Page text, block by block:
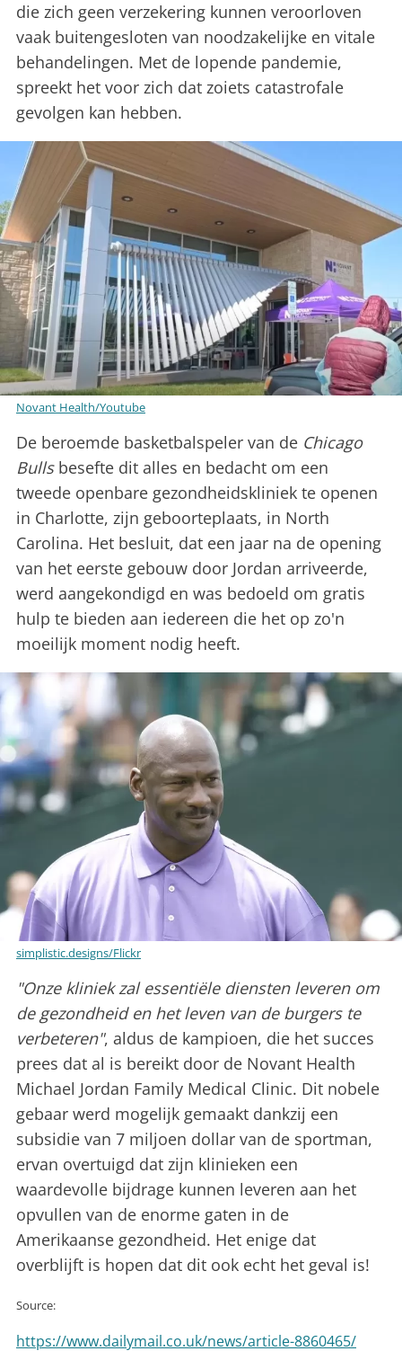
die zich geen verzekering kunnen veroorloven
vaak buitengesloten van noodzakelijke en vitale
behandelingen. Met de lopende pandemie,
spreekt het voor zich dat zoiets catastrofale
gevolgen kan hebben.
Novant Health/Youtube
De beroemde basketbalspeler van de Chicago
Bullsbesefte dit alles en bedacht om een ​​
tweede openbare gezondheidskliniek te openen
in Charlotte, zijn geboorteplaats, in North
Carolina. Het besluit, dat een jaar na de opening
van het eerste gebouw door Jordan arriveerde,
werd aangekondigd en was bedoeld om gratis
hulp te bieden aan iedereen die het op zo'n
moeilijk moment nodig heeft.
simplistic.designs/Flickr
"Onze kliniek zal essentiële diensten leveren om
de gezondheid en het leven van de burgers te
verbeteren", aldus de kampioen, die het succes
prees dat al is bereikt door de Novant Health
Michael Jordan Family Medical Clinic. Dit nobele
gebaar werd mogelijk gemaakt dankzij een
subsidie ​​van 7 miljoen dollar van de sportman,
ervan overtuigd dat zijn klinieken een
waardevolle bijdrage kunnen leveren aan het
opvullen van de enorme gaten in de
Amerikaanse gezondheid. Het enige dat
overblijft is hopen dat dit ook echt het geval is!
Source:
https://www.dailymail.co.uk/news/article-8860465/